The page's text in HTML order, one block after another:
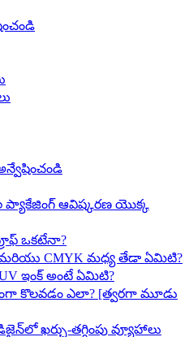
ప్యాకేజింగ్ ఆవిష్కరణ యొక్క
ఒకటేనా?
మరియు CMYK మధ్య తేడా ఏమిటి?
UV ఇంక్ అంటే ఏమిటి?
కొలవడం ఎలా? [త్వరగా మూడు
ఖర్చు-తగ్గింపు వ్యూహాలు